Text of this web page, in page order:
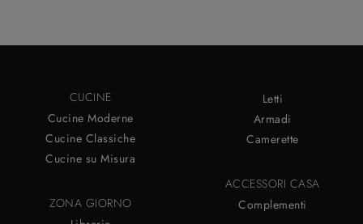
CUCINE
Cucine Moderne
Cucine Classiche
Cucine su Misura
ZONA GIORNO
Letti
Armadi
Camerette
ACCESSORI CASA
Complementi